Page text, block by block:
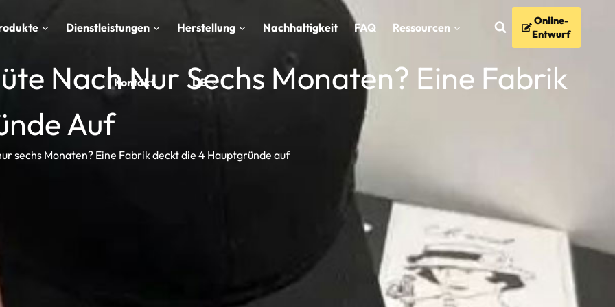
Dienstleistungen Herstellung Nachhaltigkeit FAQ Ressourcen
Kontakt DE
Online-
Entwurf
Nach Nur Sechs Monaten? Eine Fabrik
Auf
sechs Monaten? Eine Fabrik deckt die 4 Hauptgründe auf